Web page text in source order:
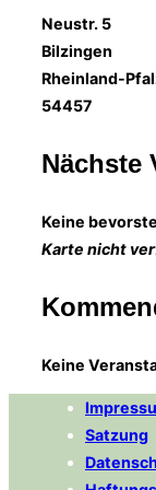
Neustr. 5
Bilzingen
Rheinland-
54457
Nächste
Keine
Karte nicht
Keine
Satzung